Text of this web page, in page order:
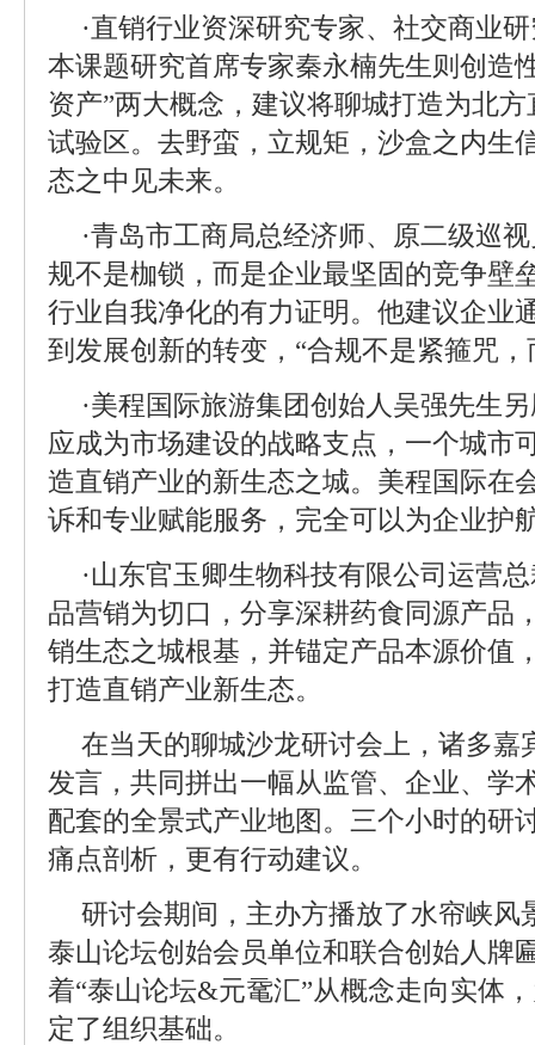
·直销行业资深研究专家、社交商业
本课题研究首席专家秦永楠先生则创造
资产”两大概念，建议将聊城打造为北
试验区。去野蛮，立规矩，沙盒之内生
态之中见未来。
·青岛市工商局总经济师、原二级巡
规不是枷锁，而是企业最坚固的竞争壁
行业自我净化的有力证明。他建议企业
到发展创新的转变，“合规不是紧箍咒，
·美程国际旅游集团创始人吴强先生
应成为市场建设的战略支点，一个城市
造直销产业的新生态之城。美程国际在
诉和专业赋能服务，完全可以为企业护
·山东官玉卿生物科技有限公司运营
品营销为切口，分享深耕药食同源产品
销生态之城根基，并锚定产品本源价值
打造直销产业新生态。
在当天的聊城沙龙研讨会上，诸多嘉
发言，共同拼出一幅从监管、企业、学
配套的全景式产业地图。三个小时的研
痛点剖析，更有行动建议。
研讨会期间，主办方播放了水帘峡风
泰山论坛创始会员单位和联合创始人牌
着“泰山论坛&元鼋汇”从概念走向实体
定了组织基础。